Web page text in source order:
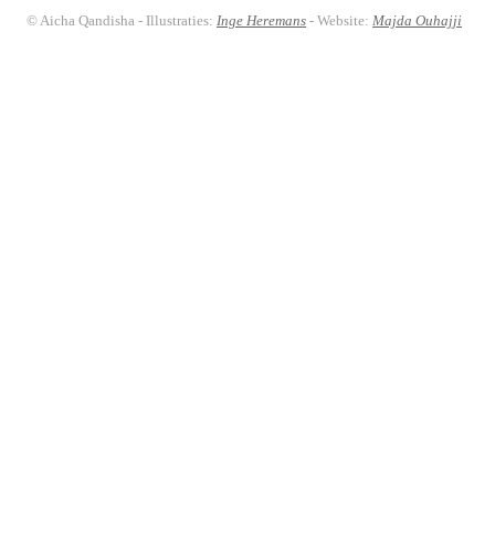
© Aicha Qandisha - Illustraties:Inge Heremans - Website:Majda Ouhajji